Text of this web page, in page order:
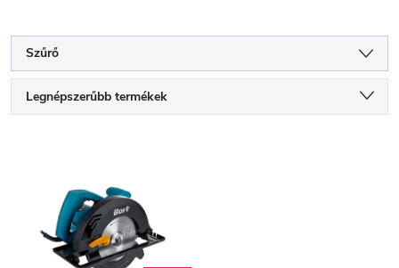
Szűrő
T
Legnépszerűbb termékek
ABC szerint